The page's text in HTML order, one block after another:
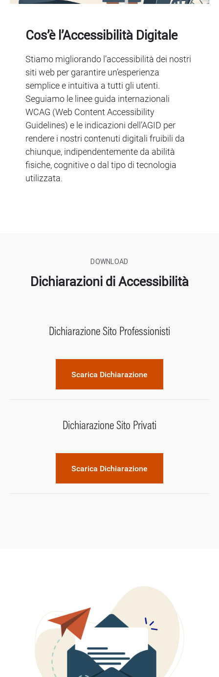
Cos’è l’Accessibilità Digitale
Stiamo migliorando l’accessibilità dei nostri
siti web per garantire un’esperienza
semplice e intuitiva a tutti gli utenti.
Seguiamo le linee guida internazionali
WCAG (Web Content Accessibility
Guidelines) e le indicazioni dell’AGID per
rendere i nostri contenuti digitali fruibili da
chiunque, indipendentemente da abilità
fisiche, cognitive o dal tipo di tecnologia
utilizzata.
DOWNLOAD
Dichiarazioni di Accessibilità
Dichiarazione Sito Professionisti
Scarica Dichiarazione
Dichiarazione Sito Privati
Scarica Dichiarazione